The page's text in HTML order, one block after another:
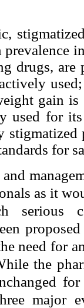
prevalence
drugs,
gain
used for its
for
as it
serious
need for
the
major